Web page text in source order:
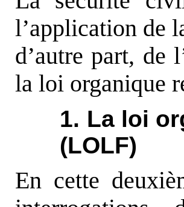
l’application de
d’autre part, de
la loi organique
1. La loi
(LOLF)
En cette